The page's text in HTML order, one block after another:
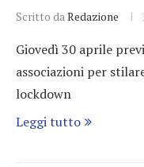
Scritto da Redazione
Giovedì 30 aprile
associazioni per
lockdown
Leggi tutto